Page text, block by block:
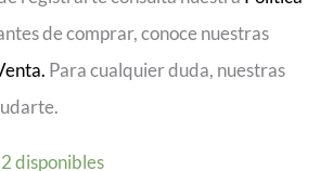
de comprar, conoce nuestras
Para cualquier duda, nuestras
2 disponibles